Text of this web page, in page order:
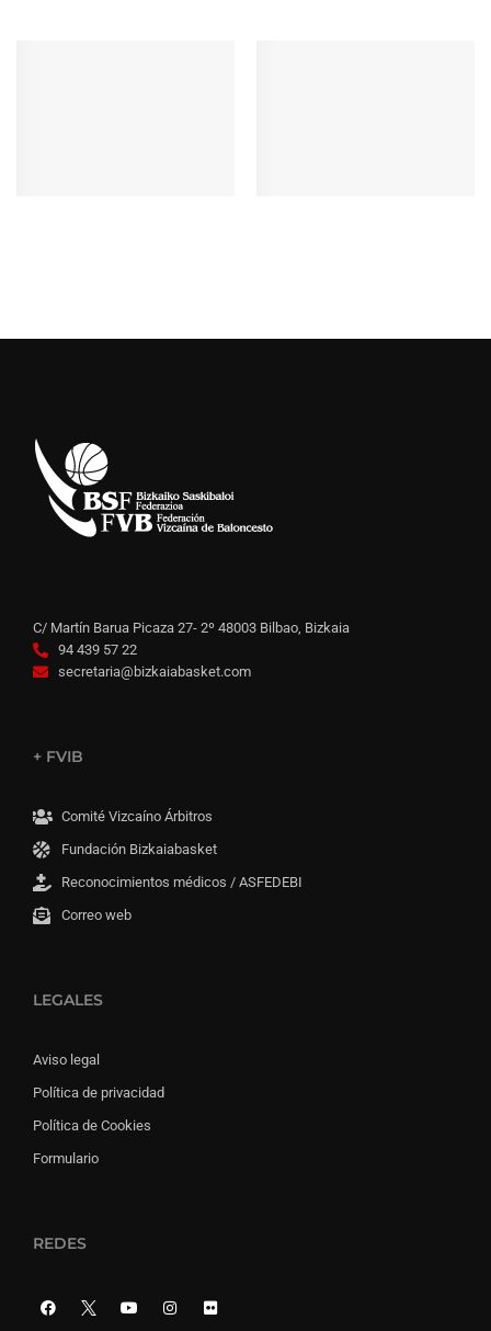
C/ Martín Barua Picaza 27- 2º 48003 Bilbao, Bizkaia
94 439 57 22
secretaria@bizkaiabasket.com
+ FVIB
Comité Vizcaíno Árbitros
Fundación Bizkaiabasket
Reconocimientos médicos / ASFEDEBI
Correo web
LEGALES
Aviso legal
Política de privacidad
Política de Cookies
Formulario
REDES